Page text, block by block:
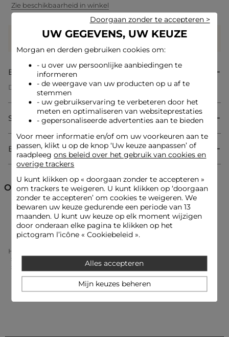
Zie beschikbaarheid in winkel
Verdien29 hartjes met dit product
Beschrijving
Deze broek met rechte pijpen belichaamt moderne elegantie
met een vleugje casual chic. De rechte snit accentueert het
silhouet en biedt een perfecte balans tussen verfijning en
eenvoud. Tijdloos en harmonieus past hij zich aan alle
lichaamsvormen aan, waardoor hij een onmisbaar item wordt
Rechte snit
Broek
Look ideeën
Deze broek met rechte pijpen kan worden gedragen met een
soepelvallende blouse die in de taille wordt gestopt,
gecombineerd met een gestructureerd jasje voor een
moderne en gedurfde contrastlook.
De broek kan worden gecombineerd met een kanten top en
sandalen met hakken voor een vrouwelijke en verfijnde
Samenstelling & onderhoud
Bezorging & Retourzending
Ontdek ook
Rechte jeans Jeans
Home
Rechte Jeans Femme
Rechte Jeans Broek Dubbel Stone Washed Denim Vrouw
UW GEGEVENS, UW KEUZE
Morgan en derden gebruiken cookies om:
- u over uw persoonlijke aanbiedingen te
informeren
- de weergave van uw producten op u af te
stemmen
- uw gebruikservaring te verbeteren door het
meten en optimaliseren van websiteprestaties
- gepersonaliseerde advertenties aan te bieden
Voor meer informatie en/of om uw voorkeuren aan te
passen, klikt u op de knop ‘Uw keuze aanpassen’ of
raadpleegons beleid over het gebruik van cookies en
overige trackers
U kunt klikken op « doorgaan zonder te accepteren»
om trackers te weigeren. U kunt klikken op ‘doorgaan
zonder te accepteren’ om cookies te weigeren. We
bewaren uw keuze gedurende een periode van 13
maanden. U kunt uw keuze op elk moment wijzigen
door onderaan elke pagina te klikken op het
pictogram l’icône « Cookiebeleid ».
Alles accepteren
Doorgaan zonder te accepteren >
Mijn keuzes beheren